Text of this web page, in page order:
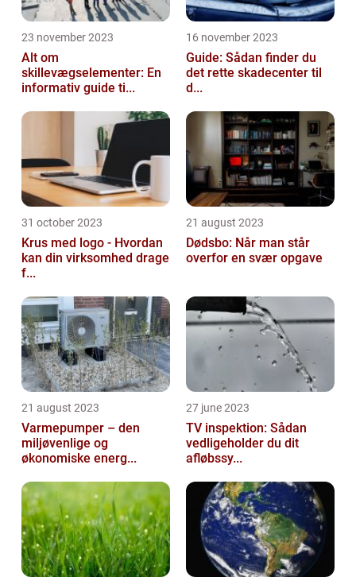
23 november 2023
Alt om
skillevægselementer: En
informativ guide ti...
16 november 2023
Guide: Sådan finder du
det rette skadecenter til
d...
31 october 2023
Krus med logo - Hvordan
kan din virksomhed drage
f...
21 august 2023
Dødsbo: Når man står
overfor en svær opgave
21 august 2023
Varmepumper – den
miljøvenlige og
økonomiske energ...
27 june 2023
TV inspektion: Sådan
vedligeholder du dit
afløbssy...